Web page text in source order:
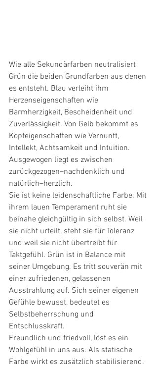
Wie alle Sekundärfarben neutralisiert
Grün die beiden Grundfarben aus denen
es entsteht. Blau verleiht ihm
Herzenseigenschaften wie
Barmherzigkeit, Bescheidenheit und
Zuverlässigkeit. Von Gelb bekommt es
Kopfeigenschaften wie Vernunft,
Intellekt, Achtsamkeit und Intuition.
Ausgewogen liegt es zwischen
zurückgezogen–nachdenklich und
natürlich–herzlich.
Sie ist keine leidenschaftliche Farbe. Mit
ihrem lauen Temperament ruht sie
beinahe gleichgültig in sich selbst. Weil
sie nicht urteilt, steht sie für Toleranz
und weil sie nicht übertreibt für
Taktgefühl. Grün ist in Balance mit
seiner Umgebung. Es tritt souverän mit
einer zufriedenen, gelassenen
Ausstrahlung auf. Sich seiner eigenen
Gefühle bewusst, bedeutet es
Selbstbeherrschung und
Entschlusskraft.
Freundlich und friedvoll, löst es ein
Wohlgefühl in uns aus. Als statische
Farbe wirkt es zusätzlich stabilisierend.